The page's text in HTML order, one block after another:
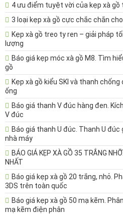
4 ưu điểm tuyệt vời của kẹp xà
3 loại kẹp xà gồ cực chắc chắn
Kẹp xà gồ treo ty ren – giải pháp
lượng
Báo giá kẹp móc xà gồ M8. Tìm
gồ
Kẹp xà gồ kiểu SKI và thanh
ống
Báo giá thanh V đúc hàng đen.
V đúc
Báo giá thanh U đúc. Thanh U
nhà máy
BÁO GIÁ KẸP XÀ GỒ 35 TRẮNG
NHẤT
Báo giá kẹp xà gồ 20 trắng, nhỏ.
3DS trên toàn quốc
Báo giá kẹp xà gồ 50 mạ kẽm.
mạ kẽm điện phân